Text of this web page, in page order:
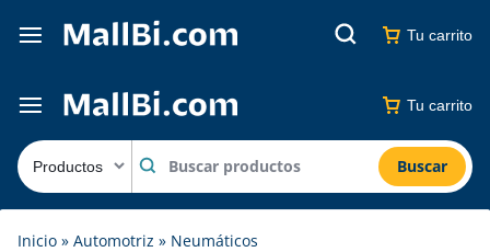
Tu carrito
Buscar
Tu carrito
Inicio » Automotriz » Neumáticos